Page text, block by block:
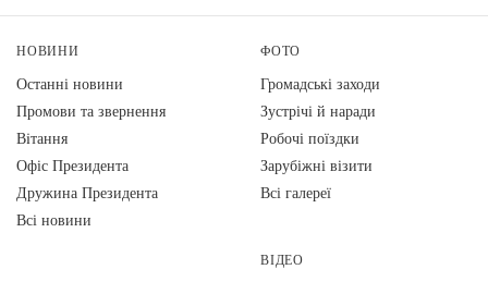
НОВИНИ
Останні новини
Промови та звернення
Вiтання
Офіс Президента
Дружина Президента
Всі новини
ФОТО
Громадські заходи
Зустрічі й наради
Робочі поїздки
Зарубіжні візити
Всі галереї
ВІДЕО